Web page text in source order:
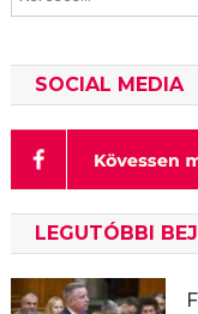
SOCIAL MEDIA
LEGUTÓBBI